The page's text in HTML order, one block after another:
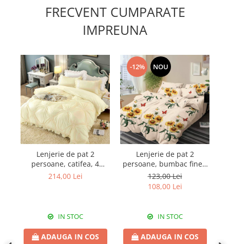
FRECVENT CUMPARATE
IMPREUNA
Lenjerie de pat 2
persoane, catifea, 4
piese, PRE24
214,00 Lei
IN STOC
ADAUGA IN COS
-12% NOU
Lenjerie de pat 2
persoane, bumbac finet,
6 piese, 2 fețe, SP817
123,00 Lei
108,00 Lei
IN STOC
ADAUGA IN COS